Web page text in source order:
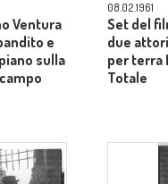
Ventura
e
sulla
08.02.1961
Set del
due
per terra
Totale